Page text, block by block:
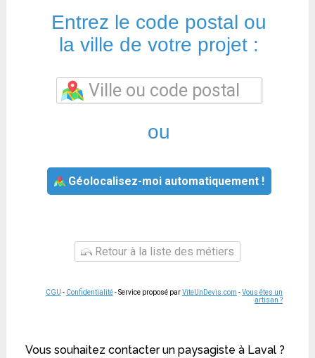
Entrez le code postal ou
la ville de votre projet :
ou
Géolocalisez-moi automatiquement !
Retour à la liste des métiers
CGU - Confidentialité- Service proposé parViteUnDevis.com -Vous êtes un
artisan ?
Vous souhaitez contacter un paysagiste à Laval ?